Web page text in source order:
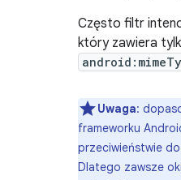
Często filtr
który zawiera
Uwaga:
frameworku
przeciwieństwie do
Dlatego zawsze